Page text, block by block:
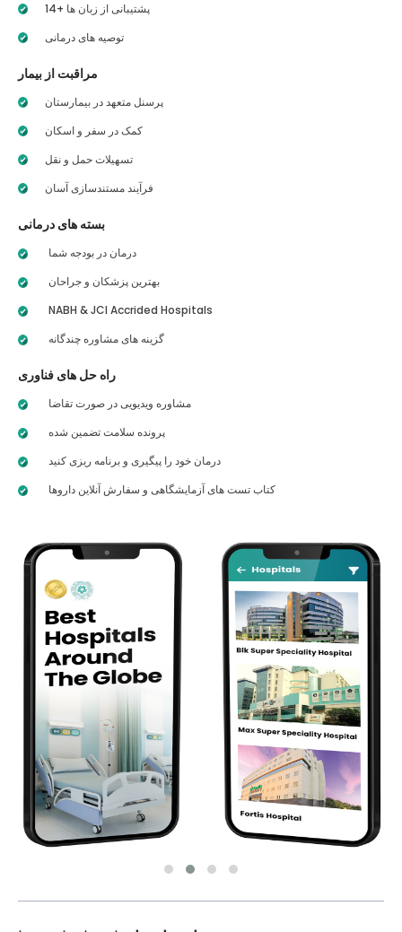
14+ پشتیبانی از زبان ها
توصیه های درمانی
مراقبت از بیمار
پرسنل متعهد در بیمارستان
کمک در سفر و اسکان
تسهیلات حمل و نقل
فرآیند مستندسازی آسان
بسته های درمانی
درمان در بودجه شما
بهترین پزشکان و جراحان
NABH & JCI Accrided Hospitals
گزینه های مشاوره چندگانه
راه حل های فناوری
مشاوره ویدیویی در صورت تقاضا
پرونده سلامت تضمین شده
درمان خود را پیگیری و برنامه ریزی کنید
کتاب تست های آزمایشگاهی و سفارش آنلاین داروها